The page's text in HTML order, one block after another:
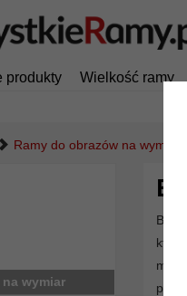
produkty Wielkość ramy
Ramy do obrazów na wymiar
wymiar